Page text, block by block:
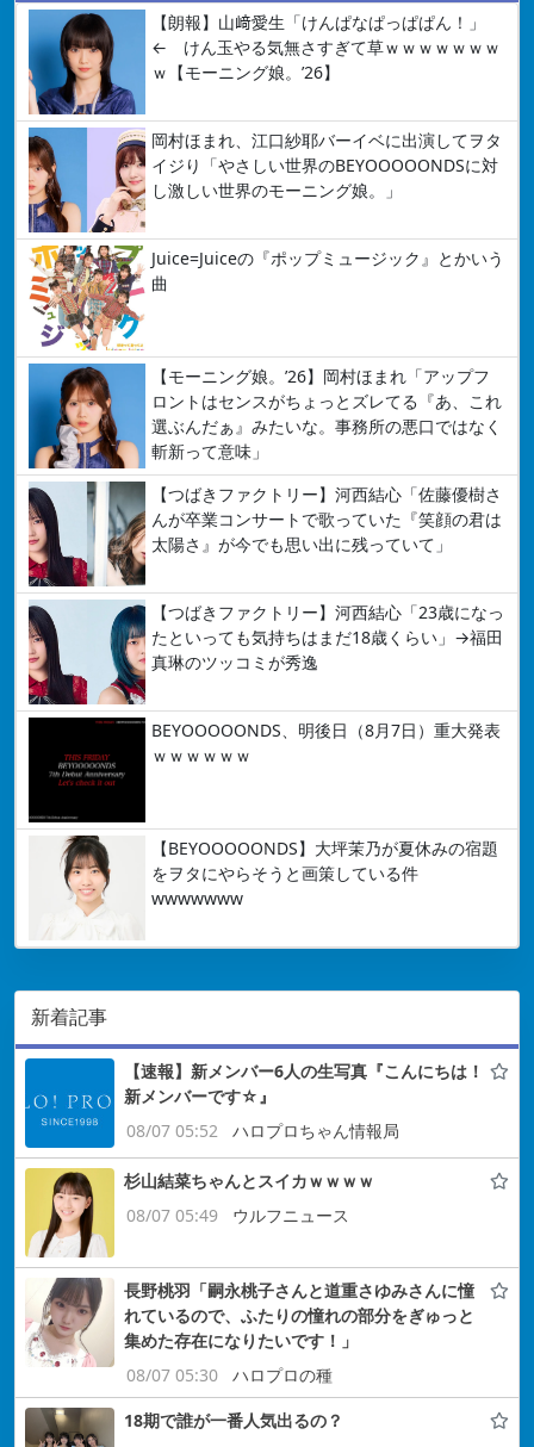
【朗報】山﨑愛生「けんぱなぱっぱぱん！」
← けん玉やる気無さすぎて草ｗｗｗｗｗｗｗ
ｗ【モーニング娘。’26】
岡村ほまれ、江口紗耶バーイベに出演してヲタ
イジり「やさしい世界のBEYOOOOONDSに対
し激しい世界のモーニング娘。」
Juice=Juiceの『ポップミュージック』とかいう
曲
【モーニング娘。’26】岡村ほまれ「アップフ
ロントはセンスがちょっとズレてる『あ、これ
選ぶんだぁ』みたいな。事務所の悪口ではなく
斬新って意味」
【つばきファクトリー】河西結心「佐藤優樹さ
んが卒業コンサートで歌っていた『笑顔の君は
太陽さ』が今でも思い出に残っていて」
【つばきファクトリー】河西結心「23歳になっ
たといっても気持ちはまだ18歳くらい」→福田
真琳のツッコミが秀逸
BEYOOOOONDS、明後日（8月7日）重大発表
ｗｗｗｗｗｗ
【BEYOOOOONDS】大坪茉乃が夏休みの宿題
をヲタにやらそうと画策している件
wwwwwww
新着記事
【速報】新メンバー6人の生写真『こんにちは！
新メンバーです☆』
08/07 05:52
ハロプロちゃん情報局
杉山結菜ちゃんとスイカｗｗｗｗ
08/07 05:49
ウルフニュース
長野桃羽「嗣永桃子さんと道重さゆみさんに憧
れているので、ふたりの憧れの部分をぎゅっと
集めた存在になりたいです！」
08/07 05:30
ハロプロの種
18期で誰が一番人気出るの？